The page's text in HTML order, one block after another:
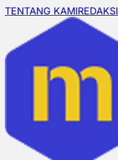
TENTANG KAMIREDAKSI